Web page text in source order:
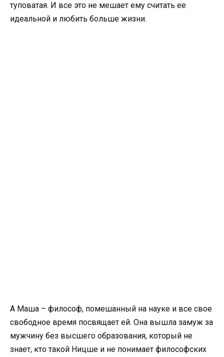
туповатая. И все это не мешает ему считать ее
идеальной и любить больше жизни.
А Маша – философ, помешанный на науке и все свое
свободное время посвящает ей. Она вышла замуж за
мужчину без высшего образования, который не
знает, кто такой Ницше и не понимает философских